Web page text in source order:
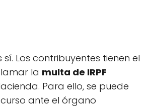
sí. Los contribuyentes tienen el
la multa de IRPF
Para ello, se puede
ante el órgano